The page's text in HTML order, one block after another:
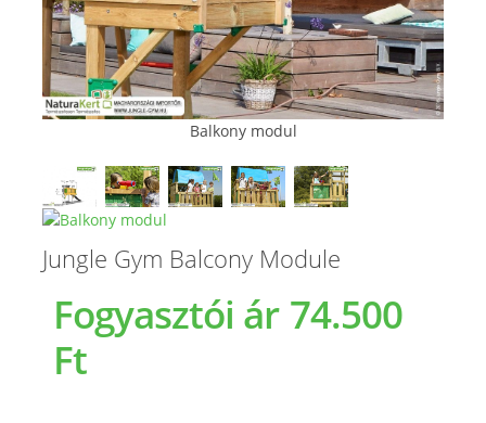
Balkony modul
Jungle Gym Balcony Module
Fogyasztói ár 74.500
Ft